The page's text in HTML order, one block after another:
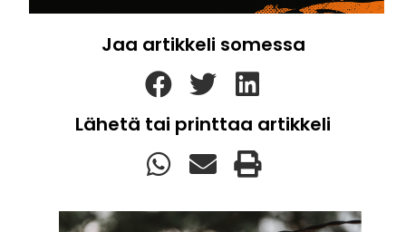
Jaa artikkeli somessa
Lähetä tai printtaa artikkeli